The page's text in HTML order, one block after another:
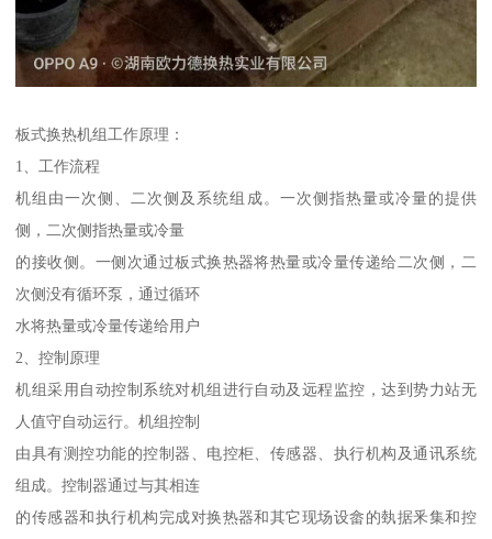
板式换热机组工作原理：
1、工作流程
机组由一次侧、二次侧及系统组成。一次侧指热量或冷量的提供
侧，二次侧指热量或冷量
的接收侧。一侧次通过板式换热器将热量或冷量传递给二次侧，二
次侧没有循环泵，通过循环
水将热量或冷量传递给用户
2、控制原理
机组采用自动控制系统对机组进行自动及远程监控，达到势力站无
人值守自动运行。机组控制
由具有测控功能的控制器、电控柜、传感器、执行机构及通讯系统
组成。控制器通过与其相连
的传感器和执行机构完成对换热器和其它现场设畲的埶据釆集和控